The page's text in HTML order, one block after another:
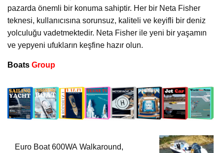
pazarda önemli bir konuma sahiptir. Her bir Neta Fisher
teknesi, kullanıcısına sorunsuz, kaliteli ve keyifli bir deniz
yolculuğu vadetmektedir. Neta Fisher ile yeni bir yaşamın
ve yepyeni ufukların keşfine hazır olun.
Boats Group
Euro Boat 600WA Walkaround,